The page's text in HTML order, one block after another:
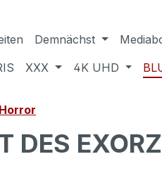
Demnächst
XXX 4K UHD
Horror
DES